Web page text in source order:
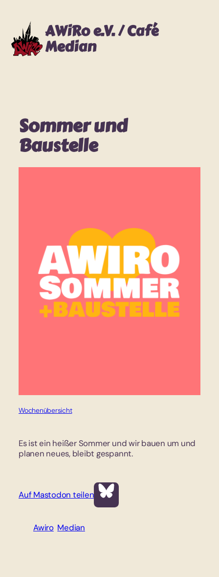
springen
AWiRo e.V. / Café
Median
Sommer und
Baustelle
Wochenübersicht
Es ist ein heißer Sommer und wir bauen um und
planen neues, bleibt gespannt.
Auf Mastodon teilen
Awiro Median